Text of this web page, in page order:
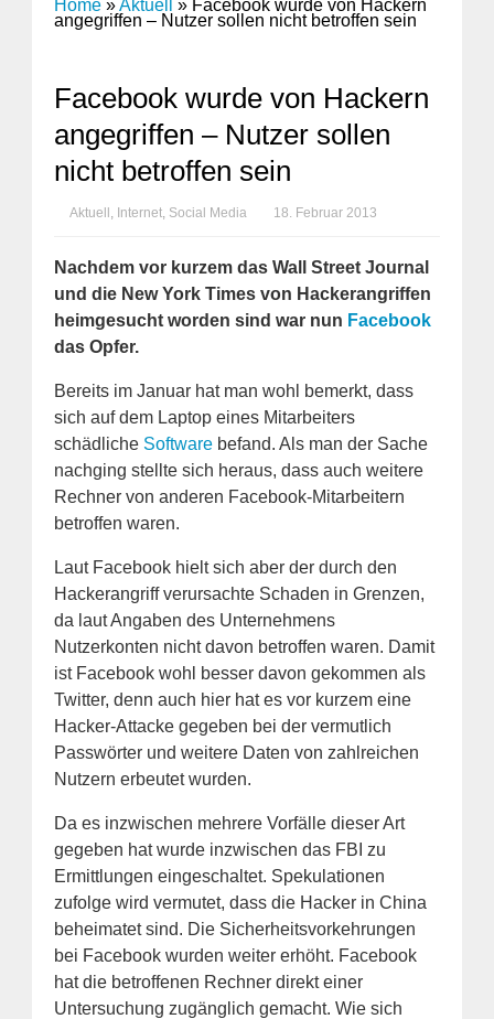
Home »Aktuell » Facebook wurde von Hackern
angegriffen – Nutzer sollen nicht betroffen sein
Facebook wurde von Hackern
angegriffen – Nutzer sollen
nicht betroffen sein
Aktuell , Internet, Social Media 18. Februar 2013
Nachdem vor kurzem das Wall Street Journal
und die New York Times von Hackerangriffen
heimgesucht worden sind war nun Facebook
das Opfer.
Bereits im Januar hat man wohl bemerkt, dass
sich auf dem Laptop eines Mitarbeiters
schädliche Software befand. Als man der Sache
nachging stellte sich heraus, dass auch weitere
Rechner von anderen Facebook-Mitarbeitern
betroffen waren.
Laut Facebook hielt sich aber der durch den
Hackerangriff verursachte Schaden in Grenzen,
da laut Angaben des Unternehmens
Nutzerkonten nicht davon betroffen waren. Damit
ist Facebook wohl besser davon gekommen als
Twitter, denn auch hier hat es vor kurzem eine
Hacker-Attacke gegeben bei der vermutlich
Passwörter und weitere Daten von zahlreichen
Nutzern erbeutet wurden.
Da es inzwischen mehrere Vorfälle dieser Art
gegeben hat wurde inzwischen das FBI zu
Ermittlungen eingeschaltet. Spekulationen
zufolge wird vermutet, dass die Hacker in China
beheimatet sind. Die Sicherheitsvorkehrungen
bei Facebook wurden weiter erhöht. Facebook
hat die betroffenen Rechner direkt einer
Untersuchung zugänglich gemacht. Wie sich